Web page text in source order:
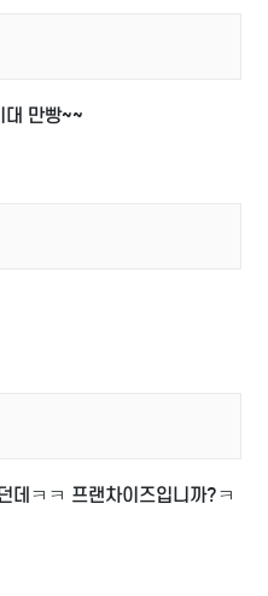
대 만빵~~
데ㅋㅋ 프랜차이즈입니까?ㅋ